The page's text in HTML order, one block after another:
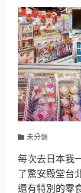
未分類
每次去日本我
了驚安殿堂台
還有特別的零